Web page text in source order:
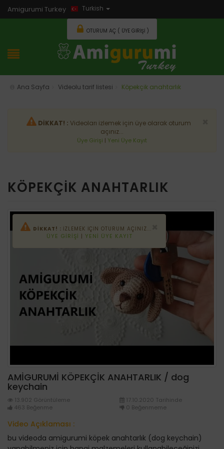
Amigurumi Turkey Turkish
OTURUM AÇ ( ÜYE GIRIŞI )
Ana Sayfa Videolu tarif listesi Köpekçik anahtarlık
DİKKAT! : Videoları izlemek için üye olarak oturum
açınız...
Üye Girişi | Yeni Üye Kayıt
KÖPEKÇİK ANAHTARLIK
DİKKAT! : İZLEMEK IÇIN OTURUM AÇINIZ...
ÜYE GIRIŞI | YENI ÜYE KAYIT
AMİGURUMİ KÖPEKÇİK ANAHTARLIK / dog
keychain
13.902 Görüntüleme
17.10.2020 Tarihinde
463 Beğenme
0 Beğenmeme
Video Açıklaması :
bu videoda amigurumi köpek anahtarlık (dog keychain)